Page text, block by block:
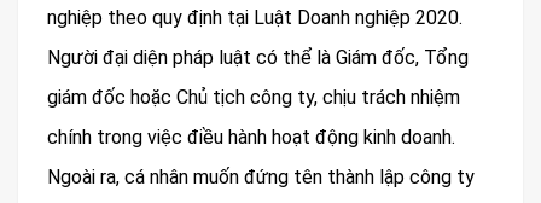
nghiệp theo quy định tại Luật Doanh nghiệp 2020.
Người đại diện pháp luật có thể là Giám đốc, Tổng
giám đốc hoặc Chủ tịch công ty, chịu trách nhiệm
chính trong việc điều hành hoạt động kinh doanh.
Ngoài ra, cá nhân muốn đứng tên thành lập công ty